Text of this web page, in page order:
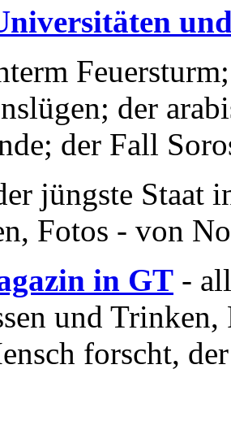
der
der Fall
jüngste Staat
Fotos - von
in GT -
und
forscht,